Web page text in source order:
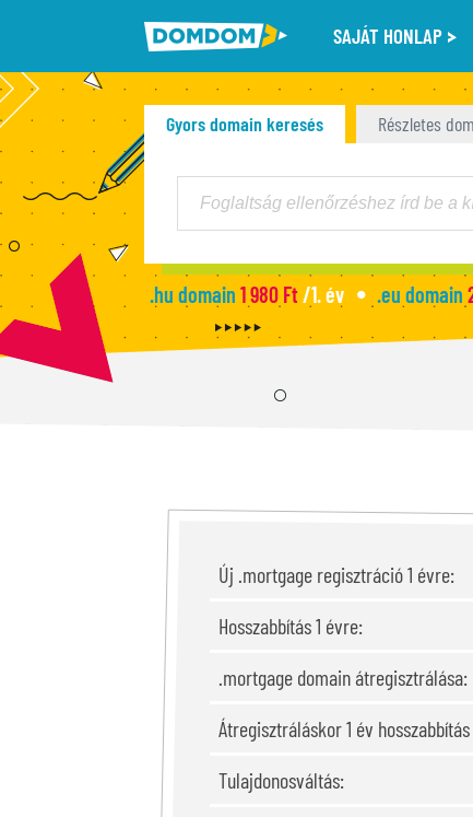
SAJÁT HONLAP
Gyors domain keresés Részletes
.hu domain 1 980 Ft/1. év .eu domain
Új .mortgage regisztráció 1 évre:
Hosszabbítás 1 évre:
.mortgage domain átregisztrálása:
Átregisztráláskor 1 év
Tulajdonosváltás: